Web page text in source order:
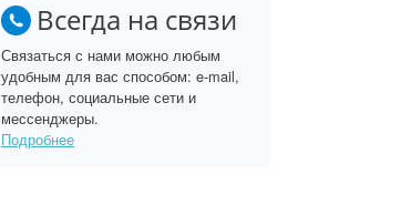
Всегда на связи
Связаться с нами можно любым
удобным для вас способом: e-mail,
телефон, социальные сети и
мессенджеры.
Подробнее